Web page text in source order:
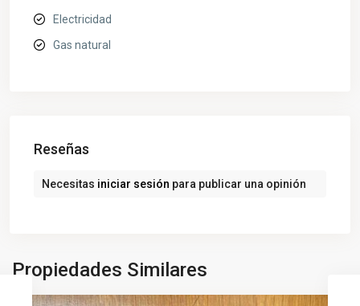
Electricidad
Gas natural
Reseñas
Necesitas iniciar sesión para publicar una opinión
Propiedades Similares
Rafael